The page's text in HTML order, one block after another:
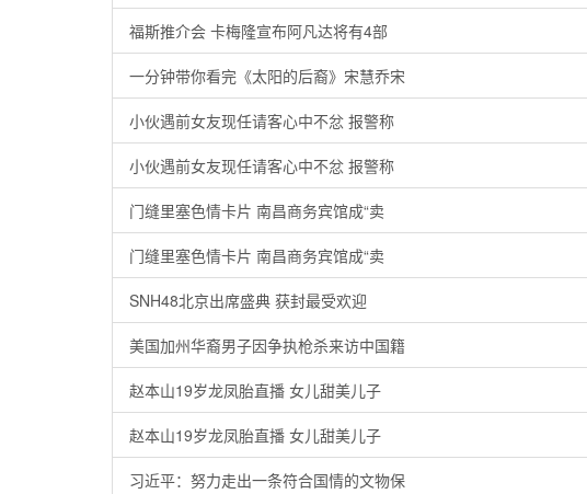
福斯推介会 卡梅隆宣布阿凡达将有4部
一分钟带你看完《太阳的后裔》宋慧乔宋
小伙遇前女友现任请客心中不忿 报警称
小伙遇前女友现任请客心中不忿 报警称
门缝里塞色情卡片 南昌商务宾馆成“卖
门缝里塞色情卡片 南昌商务宾馆成“卖
SNH48北京出席盛典 获封最受欢迎
美国加州华裔男子因争执枪杀来访中国籍
赵本山19岁龙凤胎直播 女儿甜美儿子
赵本山19岁龙凤胎直播 女儿甜美儿子
习近平：努力走出一条符合国情的文物保